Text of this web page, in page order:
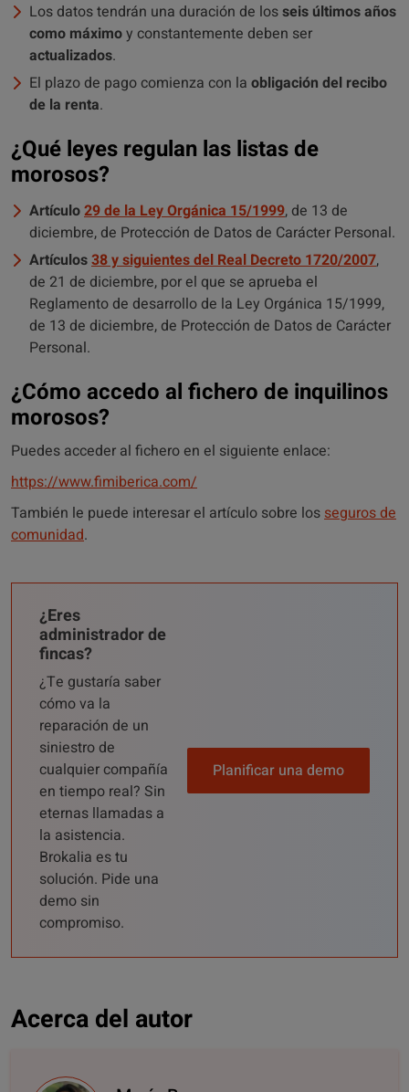
Los datos tendrán una duración de losseis últimos años
como máximoy constantemente deben ser
actualizados.
El plazo de pago comienza con la obligación del recibo
de la renta.
¿Qué leyes regulan las listas de
morosos?
Artículo29 de la Ley Orgánica 15/1999, de 13 de
diciembre, de Protección de Datos de Carácter Personal.
Artículos38 y siguientes del Real Decreto 1720/2007,
de 21 de diciembre, por el que se aprueba el
Reglamento de desarrollo de la Ley Orgánica 15/1999,
de 13 de diciembre, de Protección de Datos de Carácter
Personal.
¿Cómo accedo al fichero de inquilinos
morosos?
Puedes acceder al fichero en el siguiente enlace:
https://www.fimiberica.com/
También le puede interesar el artículo sobre losseguros de
comunidad.
¿Eres
administrador de
fincas?
¿Te gustaría saber
cómo va la
reparación de un
siniestro de
cualquier compañía
en tiempo real? Sin
eternas llamadas a
la asistencia.
Brokalia es tu
solución. Pide una
demo sin
compromiso.
Planificar una demo
Acerca del autor